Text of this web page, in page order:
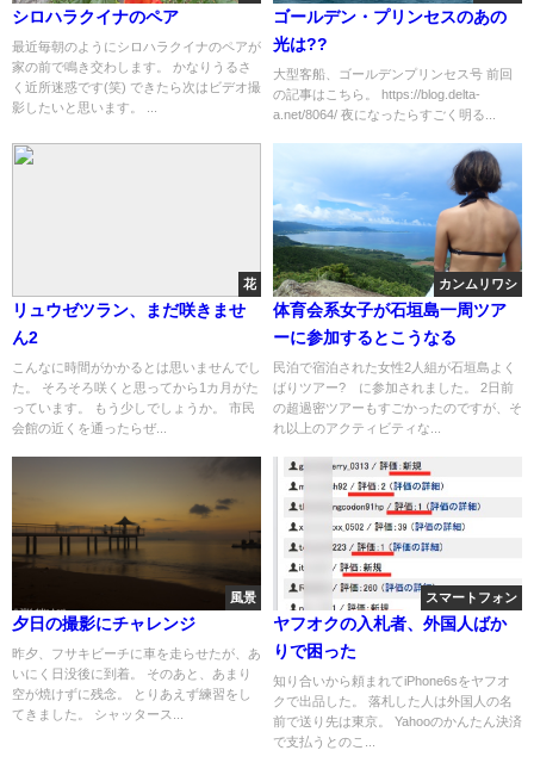
シロハラクイナのペア
最近毎朝のようにシロハラクイナのペアが
家の前で鳴き交わします。 かなりうるさ
く近所迷惑です(笑) できたら次はビデオ撮
影したいと思います。 ...
ゴールデン・プリンセスのあの
光は??
大型客船、ゴールデンプリンセス号 前回
の記事はこちら。 https://blog.delta-
a.net/8064/ 夜になったらすごく明る...
花
リュウゼツラン、まだ咲きませ
ん2
こんなに時間がかかるとは思いませんでし
た。 そろそろ咲くと思ってから1カ月がた
っています。 もう少しでしょうか。 市民
会館の近くを通ったらぜ...
カンムリワシ
体育会系女子が石垣島一周ツア
ーに参加するとこうなる
民泊で宿泊された女性2人組が石垣島よく
ばりツアー? に参加されました。 2日前
の超過密ツアーもすごかったのですが、そ
れ以上のアクティビティな...
風景
夕日の撮影にチャレンジ
昨夕、フサキビーチに車を走らせたが、あ
いにく日没後に到着。 そのあと、あまり
空が焼けずに残念。 とりあえず練習をし
てきました。 シャッタース...
スマートフォン
ヤフオクの入札者、外国人ばか
りで困った
知り合いから頼まれてiPhone6sをヤフオ
クで出品した。 落札した人は外国人の名
前で送り先は東京。 Yahooのかんたん決済
で支払うとのこ...